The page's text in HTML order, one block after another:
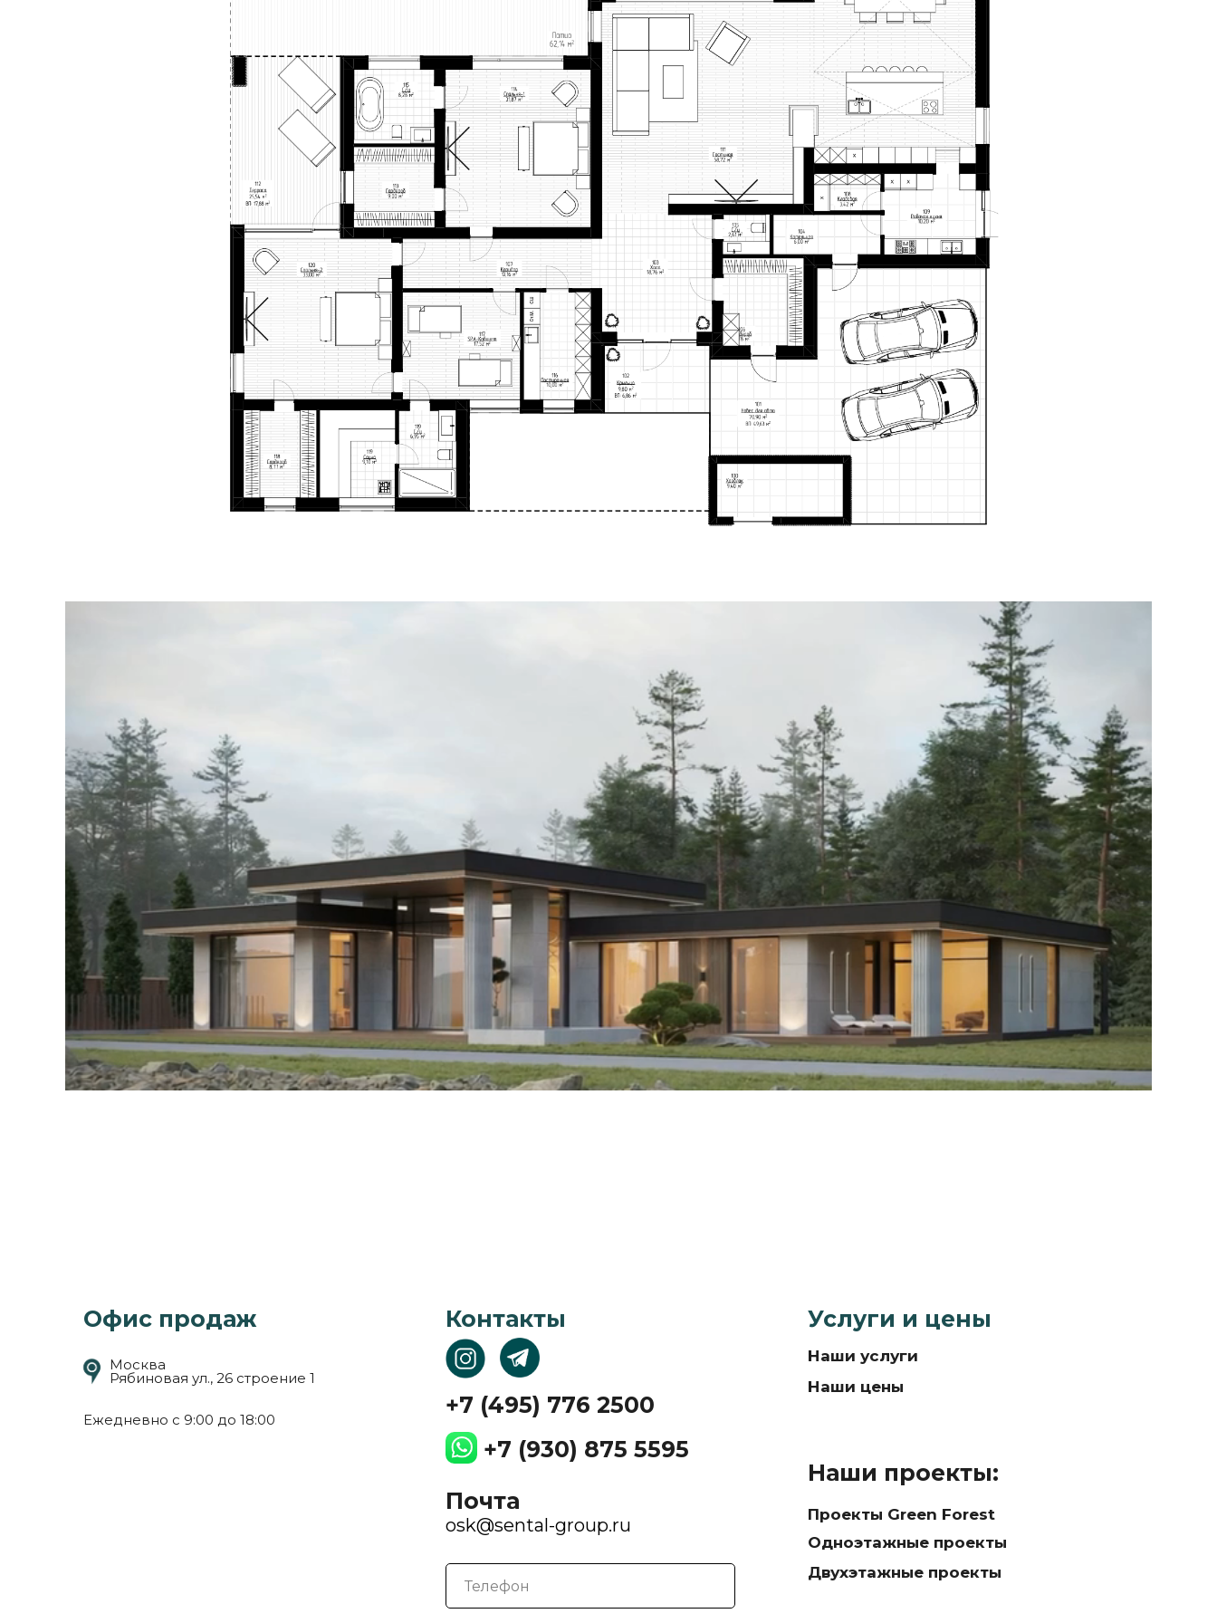
Офис продаж
#1c4e51
ЦВЕТ ТЕКСТА
Москва
Рябиновая ул., 26 строение 1
Контакты
Ежедневно с 9:00 до 18:00
+7 (930) 875 5595
Почта
osk@sental-group.ru
Наши услуги
Наши цены
Наши проекты:
Проекты Green Forest
Одноэтажные проекты
Двухэтажные проекты
Услуги и цены
+7 (495) 776 2500